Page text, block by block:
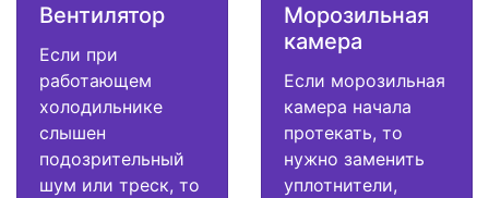
Вентилятор
Если при
работающем
холодильнике
слышен
подозрительный
шум или треск, то
Морозильная
камера
Если морозильная
камера начала
протекать, то
нужно заменить
уплотнители,